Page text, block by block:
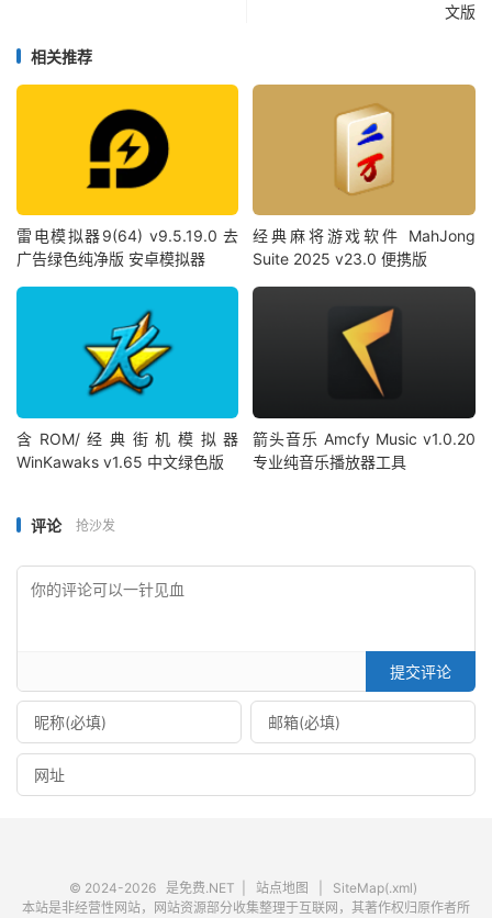
文版
相关推荐
雷电模拟器9(64) v9.5.19.0 去
广告绿色纯净版 安卓模拟器
经典麻将游戏软件 MahJong
Suite 2025 v23.0 便携版
含ROM/经典街机模拟器
WinKawaks v1.65 中文绿色版
箭头音乐 Amcfy Music v1.0.20
专业纯音乐播放器工具
评论 抢沙发
提交评论
© 2024-2026 是免费.NET 站点地图
SiteMap(.xml)
本站是非经营性网站，网站资源部分收集整理于互联网，其著作权归原作者所